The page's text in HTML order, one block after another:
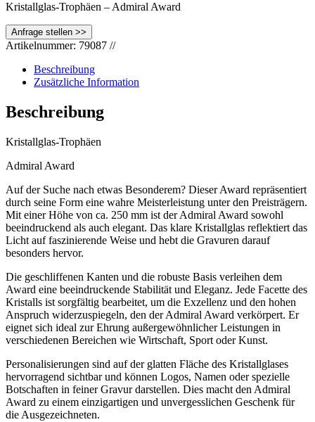
Kristallglas-Trophäen – Admiral Award
Artikelnummer: 79087 //
Beschreibung
Zusätzliche Information
Beschreibung
Kristallglas-Trophäen
Admiral Award
Auf der Suche nach etwas Besonderem? Dieser Award repräsentiert
durch seine Form eine wahre Meisterleistung unter den Preisträgern.
Mit einer Höhe von ca. 250 mm ist der Admiral Award sowohl
beeindruckend als auch elegant. Das klare Kristallglas reflektiert das
Licht auf faszinierende Weise und hebt die Gravuren darauf
besonders hervor.
Die geschliffenen Kanten und die robuste Basis verleihen dem
Award eine beeindruckende Stabilität und Eleganz. Jede Facette des
Kristalls ist sorgfältig bearbeitet, um die Exzellenz und den hohen
Anspruch widerzuspiegeln, den der Admiral Award verkörpert. Er
eignet sich ideal zur Ehrung außergewöhnlicher Leistungen in
verschiedenen Bereichen wie Wirtschaft, Sport oder Kunst.
Personalisierungen sind auf der glatten Fläche des Kristallglases
hervorragend sichtbar und können Logos, Namen oder spezielle
Botschaften in feiner Gravur darstellen. Dies macht den Admiral
Award zu einem einzigartigen und unvergesslichen Geschenk für
die Ausgezeichneten.